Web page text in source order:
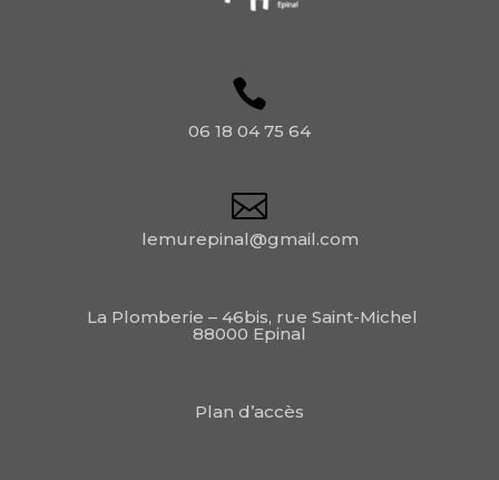
06 18 04 75 64
lemurepinal@gmail.com
La Plomberie – 46bis, rue Saint-Michel
88000 Epinal
Plan d’accès